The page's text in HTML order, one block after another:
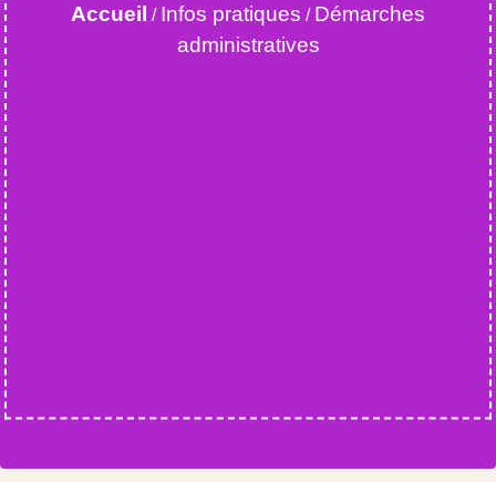
Accueil / Infos pratiques / Démarches
administratives